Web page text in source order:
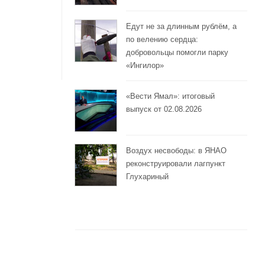
Едут не за длинным рублём, а
по велению сердца:
добровольцы помогли парку
«Ингилор»
«Вести Ямал»: итоговый
выпуск от 02.08.2026
Воздух несвободы: в ЯНАО
реконструировали лагпункт
Глухариный